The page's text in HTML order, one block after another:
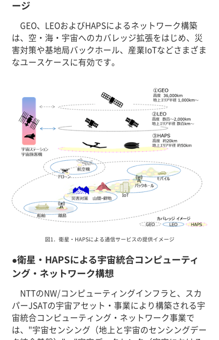
ージ
GEO、LEOおよびHAPSによるネットワーク構築
は、空・海・宇宙へのカバレッジ拡張をはじめ、災
害対策や基地局バックホール、産業IoTなどさまざま
なユースケースに有効です。
図1．衛星・HAPSによる通信サービスの提供イメージ
●衛星・HAPSによる宇宙統合コンピューティ
ング・ネットワーク構想
NTTのNW/コンピューティングインフラと、スカ
パーJSATの宇宙アセット・事業により構築される宇
宙統合コンピューティング・ネットワーク事業で
は、"宇宙センシング（地上と宇宙のセンシングデー